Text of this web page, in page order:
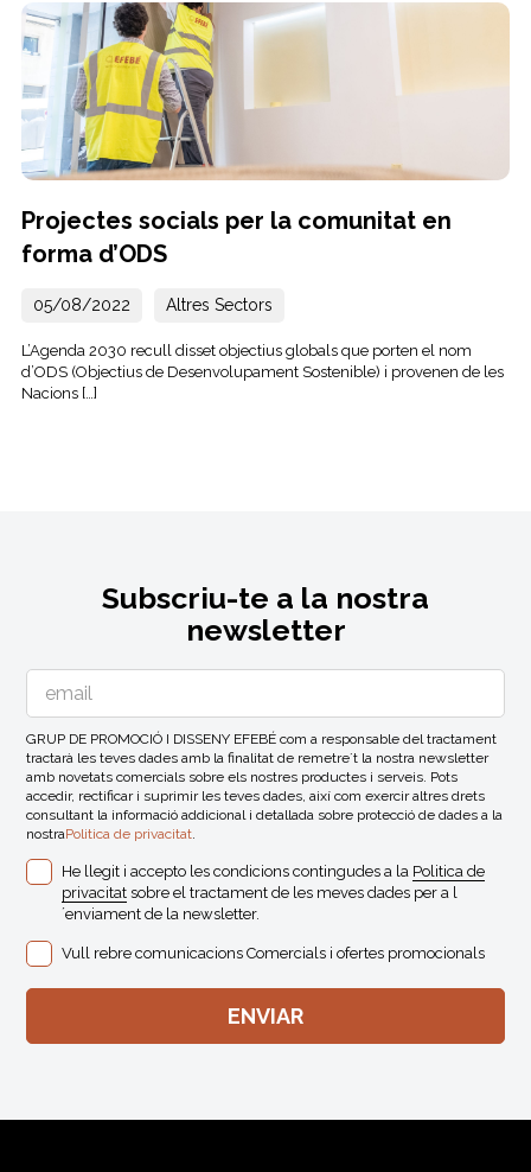
Projectes socials per la comunitat en
forma d’ODS
05/08/2022 Altres Sectors
L’Agenda 2030 recull disset objectius globals que porten el nom
d’ODS (Objectius de Desenvolupament Sostenible) i provenen de les
Nacions […]
Subscriu-te a la nostra
newsletter
GRUP DE PROMOCIÓ I DISSENY EFEBÉ com a responsable del tractament
tractarà les teves dades amb la finalitat de remetre´t la nostra newsletter
amb novetats comercials sobre els nostres productes i serveis. Pots
accedir, rectificar i suprimir les teves dades, així com exercir altres drets
consultant la informació addicional i detallada sobre protecció de dades a la
nostraPolitica de privacitat.
He llegit i accepto les condicions contingudes a la Politica de
privacitat sobre el tractament de les meves dades per a l
´enviament de la newsletter.
Vull rebre comunicacions Comercials i ofertes promocionals